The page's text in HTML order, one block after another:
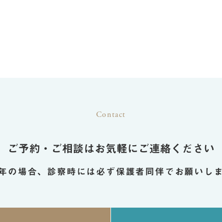
の場合、診察時には必ず保護者同伴でお願いし
ご予約・ご相談はお気軽にご連絡ください
Contact